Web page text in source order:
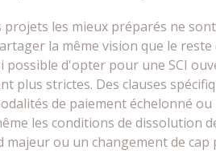
projets les mieux préparés ne
la même vision que le
possible d'opter pour une SCI
plus strictes. Des clauses
de paiement échelonné
les conditions de dissolution
majeur ou un changement de